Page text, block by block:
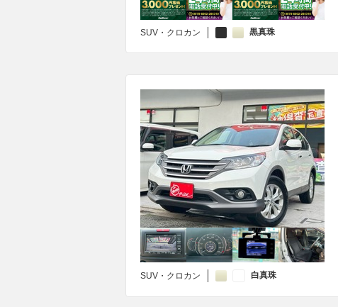
SUV・クロカン 黒真珠
SUV・クロカン 白真珠